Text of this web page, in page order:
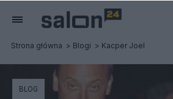
Strona główna Blogi Kacper Joel
BLOG